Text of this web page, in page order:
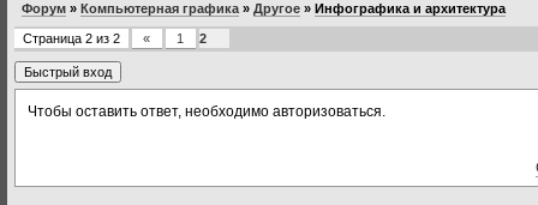
Форум » Компьютерная графика » Другое » Инфографика и архитектура
Страница 2 из 2 « 1 2
Чтобы оставить ответ, необходимо авторизоваться.